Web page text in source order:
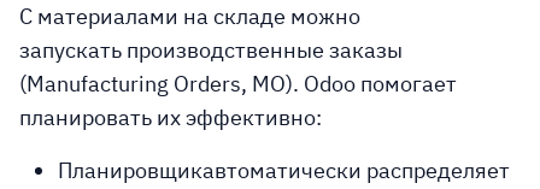
С материалами на складе можно
запускать производственные заказы
(Manufacturing Orders, MO). Odoo помогает
планировать их эффективно:
Планировщикавтоматически распределяет